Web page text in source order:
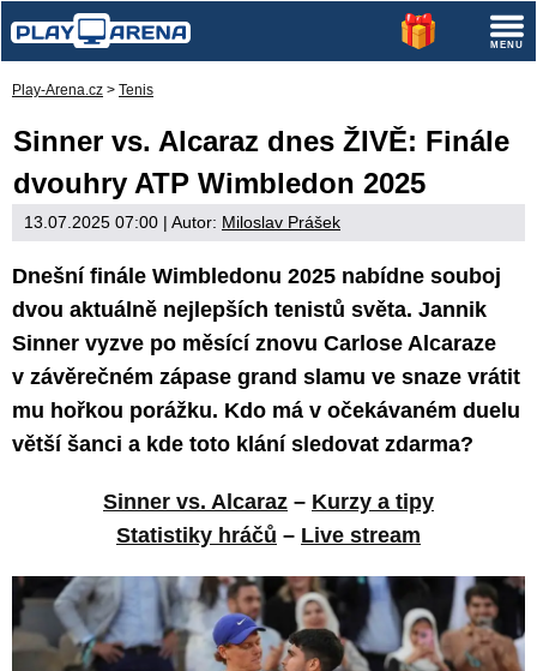
Play-Arena.cz > Tenis
Sinner vs. Alcaraz dnes ŽIVĚ: Finále
dvouhry ATP Wimbledon 2025
13.07.2025 07:00 | Autor: Miloslav Prášek
Dnešní finále Wimbledonu 2025 nabídne souboj
dvou aktuálně nejlepších tenistů světa. Jannik
Sinner vyzve po měsící znovu Carlose Alcaraze
v závěrečném zápase grand slamu ve snaze vrátit
mu hořkou porážku. Kdo má v očekávaném duelu
větší šanci a kde toto klání sledovat zdarma?
Sinner vs. Alcaraz – Kurzy a tipy
Statistiky hráčů – Live stream